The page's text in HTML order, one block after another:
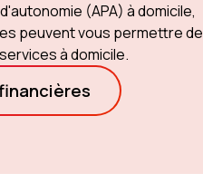
(APA) à domicile,
peuvent vous permettre de
à domicile.